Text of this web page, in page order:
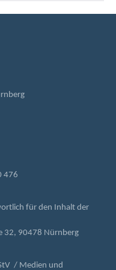
476
für den Inhalt der
32, 90478 Nürnberg
/ Medien und